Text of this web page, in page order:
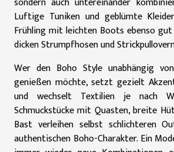
Luftige Tuniken und geblümte
Frühling mit leichten Boots ebenso
dicken Strumpfhosen und
Wer den Boho Style unabhängig
genießen möchte, setzt gezielt
und wechselt Textilien je nach
Schmuckstücke mit Quasten, breite
Bast verleihen selbst schlichteren
authentischen Boho-Charakter. Ein